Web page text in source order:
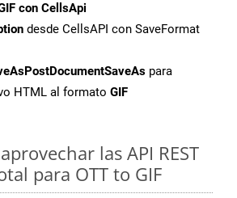
con CellsApi
desde CellsAPI con SaveFormat
para
HTML al formato GIF
las API REST
para OTT to GIF